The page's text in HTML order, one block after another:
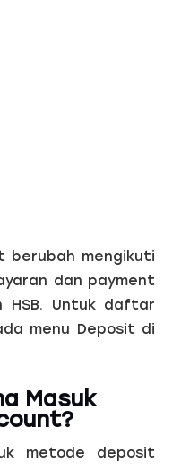
berubah mengikuti
dan payment
HSB. Untuk daftar
menu Deposit di
Masuk
metode deposit